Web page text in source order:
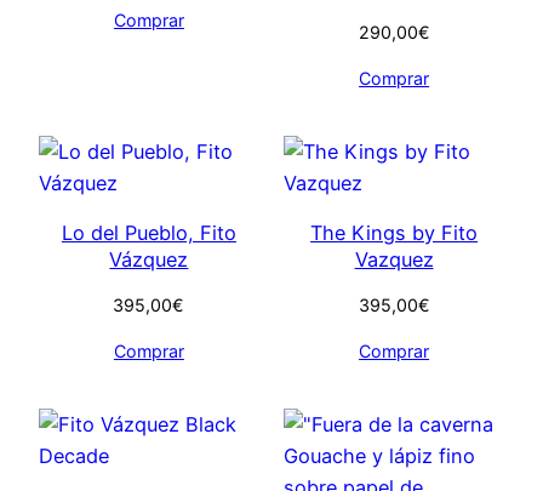
Comprar
290,00€
Comprar
Lo del Pueblo, Fito
Vázquez
395,00€
Comprar
The Kings by Fito
Vazquez
395,00€
Comprar